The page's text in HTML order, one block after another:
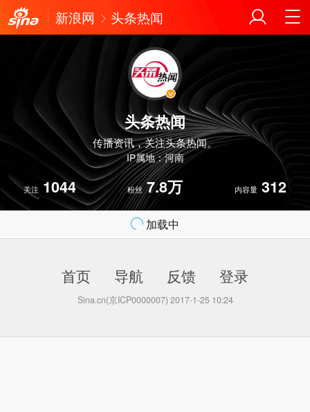
新浪网 头条热闻
头条热闻
传播资讯，关注头条热闻。
IP属地：河南
关注 1044 粉丝 7.8万 内容量 312
加载中
首页 导航 反馈 登录
Sina.cn(京ICP0000007) 2017-1-25 10:24